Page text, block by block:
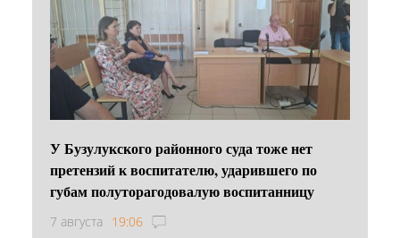
У Бузулукского районного суда тоже нет
претензий к воспитателю, ударившего по
губам полуторагодовалую воспитанницу
7 августа 19:06